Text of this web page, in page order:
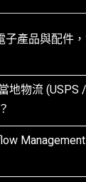
子產品與配件
地物流 (USPS